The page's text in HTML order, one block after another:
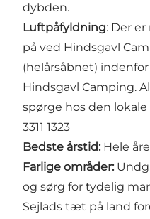
dybden.
Luftpåfyldning: Der
på ved Hindsgavl
(helårsåbnet)
Hindsgavl Camping.
spørge hos den
3311 1323
Bedste årstid: Hele
Farlige områder:
og sørg for tydelig
Sejlads tæt på land